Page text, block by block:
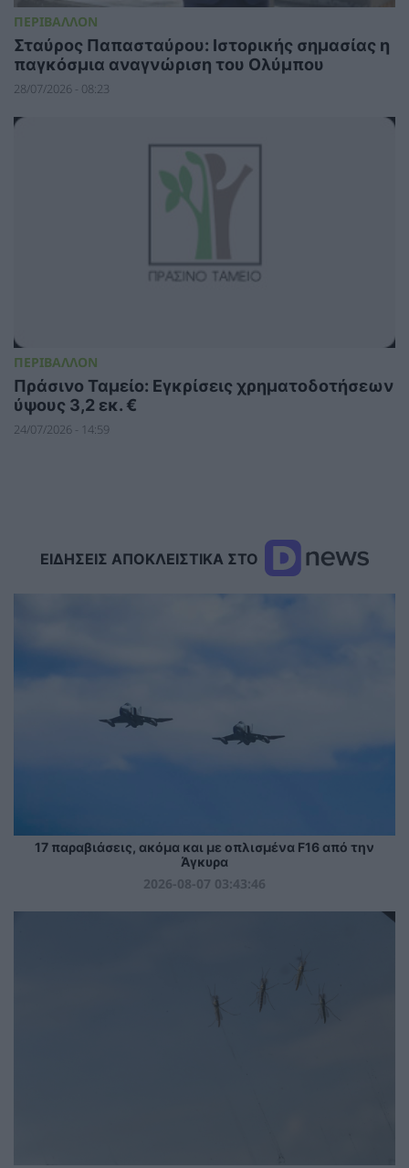
ΠΕΡΙΒΑΛΛΟΝ
Σταύρος Παπασταύρου: Ιστορικής σημασίας η
παγκόσμια αναγνώριση του Ολύμπου
28/07/2026 - 08:23
ΠΕΡΙΒΑΛΛΟΝ
Πράσινο Ταμείο: Εγκρίσεις χρηματοδοτήσεων
ύψους 3,2 εκ. €
24/07/2026 - 14:59
ΕΙΔΗΣΕΙΣ ΑΠΟΚΛΕΙΣΤΙΚΑ ΣΤΟ
17 παραβιάσεις, ακόμα και με οπλισμένα F16 από την
Άγκυρα
2026-08-07 03:43:46